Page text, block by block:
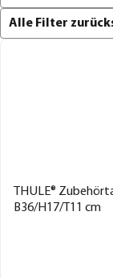
Alle Filter
THULE®
B36/H17/T11 cm